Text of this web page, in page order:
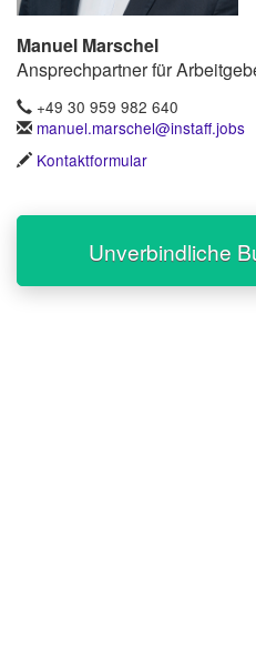
Manuel Marschel
Ansprechpartner für
+49 30 959 982 640
manuel.marschel@instaff.jobs
Kontaktformular
Unverbindliche